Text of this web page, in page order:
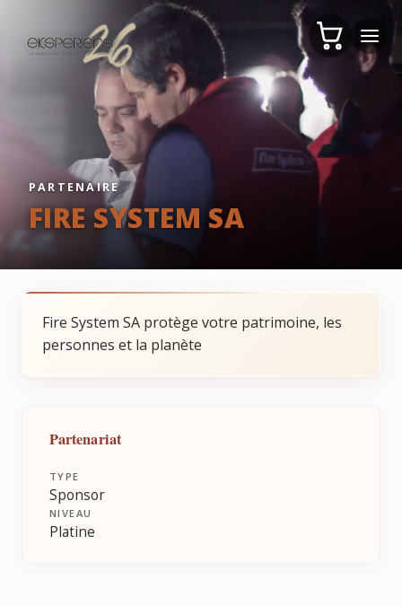
PARTENAIRE
FIRE SYSTEM SA
Fire System SA protège votre patrimoine, les
personnes et la planète
Partenariat
TYPE
Sponsor
NIVEAU
Platine